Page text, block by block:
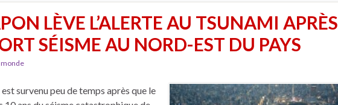
LÈVE L’ALERTE AU TSUNAMI APRÈS
SÉISME AU NORD-EST DU PAYS
survenu peu de temps après que le